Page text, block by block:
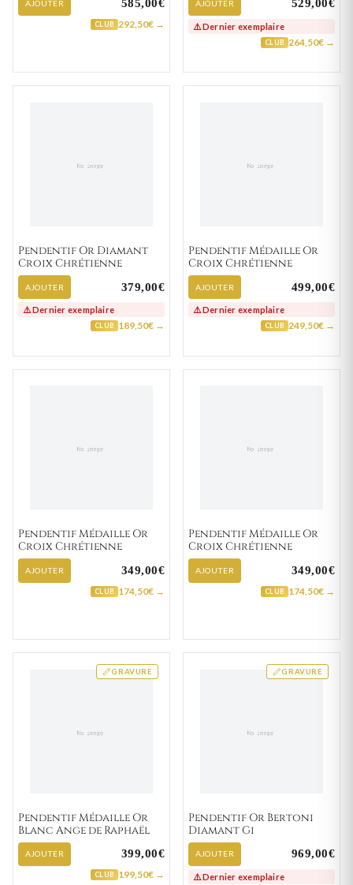
AJOUTER 585,00€
CLUB 292,50€ →
AJOUTER 529,00€
⚠️ Dernier exemplaire
CLUB 264,50€ →
Pendentif Or Diamant
Croix Chrétienne
AJOUTER 379,00€
⚠️ Dernier exemplaire
CLUB 189,50€ →
Pendentif Médaille Or
Croix Chrétienne
AJOUTER 499,00€
⚠️ Dernier exemplaire
CLUB 249,50€ →
Pendentif Médaille Or
Croix Chrétienne
AJOUTER 349,00€
CLUB 174,50€ →
Pendentif Médaille Or
Croix Chrétienne
AJOUTER 349,00€
CLUB 174,50€ →
GRAVURE
Pendentif Médaille Or
Blanc Ange de Raphaël
AJOUTER 399,00€
CLUB 199,50€ →
GRAVURE
Pendentif Or Bertoni
Diamant Gi
AJOUTER 969,00€
⚠️ Dernier exemplaire